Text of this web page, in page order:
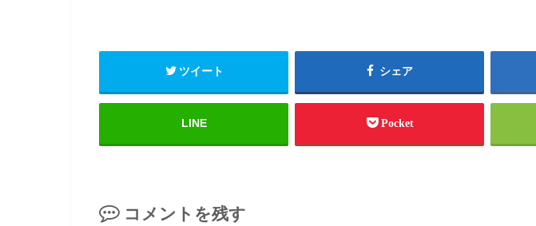
ツイート シェア
LINE Pocket
コメントを残す